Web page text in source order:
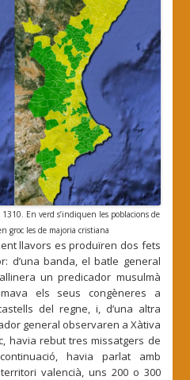
En verd s’indiquen les poblacions de
groc les de majoria cristiana
llavors es produïren dos fets
d’una banda, el batle general
un predicador musulmà
els seus congèneres a
del regne, i, d’una altra
general observaren a Xàtiva
havia rebut tres missatgers de
havia parlat amb
valencià, uns 200 o 300